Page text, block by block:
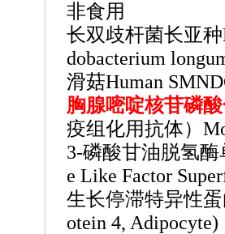
非食用
长双歧杆菌长亚种
dobacterium
滑菇Human
胸腺嘧啶核苷磷
疫组化用抗体）
3-磷酸甘油脱氢酶
e Like Factor
生长停滞特异性
otein 4, Adipocyte)